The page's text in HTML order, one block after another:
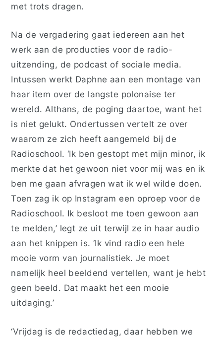
met trots dragen.
Na de vergadering gaat iedereen aan het
werk aan de producties voor de radio-
uitzending, de podcast of sociale media.
Intussen werkt Daphne aan een montage van
haar item over de langste polonaise ter
wereld. Althans, de poging daartoe, want het
is niet gelukt. Ondertussen vertelt ze over
waarom ze zich heeft aangemeld bij de
Radioschool. ‘Ik ben gestopt met mijn minor, ik
merkte dat het gewoon niet voor mij was en ik
ben me gaan afvragen wat ik wel wilde doen.
Toen zag ik op Instagram een oproep voor de
Radioschool. Ik besloot me toen gewoon aan
te melden,’ legt ze uit terwijl ze in haar audio
aan het knippen is. ‘Ik vind radio een hele
mooie vorm van journalistiek. Je moet
namelijk heel beeldend vertellen, want je hebt
geen beeld. Dat maakt het een mooie
uitdaging.’
‘Vrijdag is de redactiedag, daar hebben we